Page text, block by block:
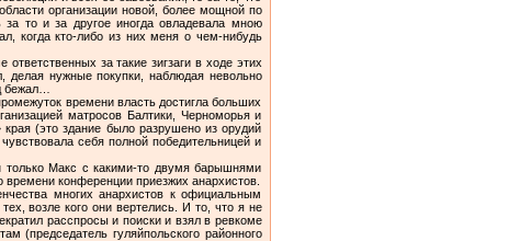
организации новой, более мощной по
то и за другое иногда овладевала мною
когда кто-либо из них меня о чем-нибудь
за такие зигзаги в ходе этих
нужные покупки, наблюдая невольно
бежал…
времени власть достигла больших
матросов Балтики, Черноморья и
(это здание было разрушено из орудий
себя полной победительницей и
Макс с какими-то двумя барышнями
конференции приезжих анархистов.
многих анархистов к официальным
возле кого они вертелись. И то, что я не
расспросы и поиски и взял в ревкоме
(председатель гуляйпольского районного